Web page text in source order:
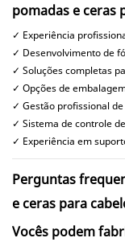
pomadas e ceras
✓ Experiência
✓ Desenvolvimento de
✓ Soluções completas
✓ Opções de
✓ Gestão profissional
✓ Sistema de controle
✓ Experiência em
Perguntas
e ceras para
Vocês podem